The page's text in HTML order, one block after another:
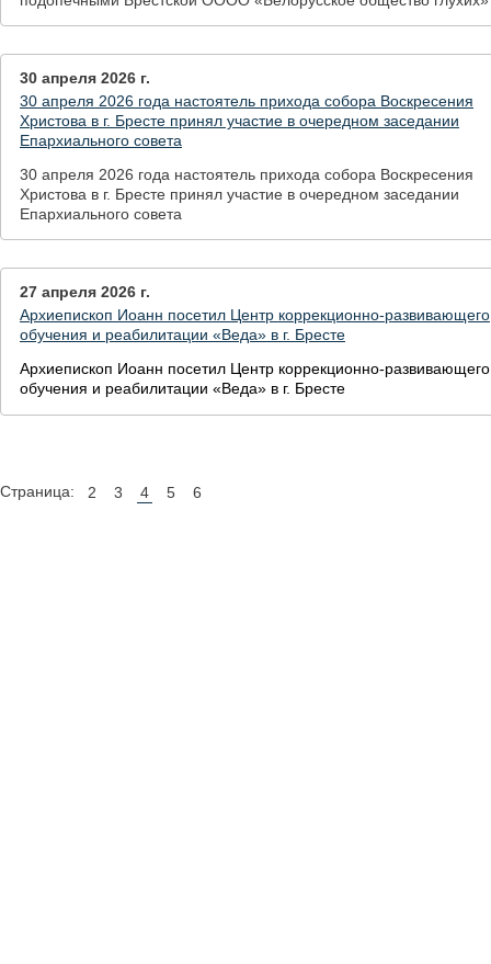
30 апреля 2026 г.
30 апреля 2026 года настоятель прихода собора Воскресения
Христова в г. Бресте принял участие в очередном заседании
Епархиального совета
30 апреля 2026 года настоятель прихода собора Воскресения
Христова в г. Бресте принял участие в очередном заседании
Епархиального совета
27 апреля 2026 г.
Архиепископ Иоанн посетил Центр коррекционно-развивающего
обучения и реабилитации «Веда» в г. Бресте
Архиепископ Иоанн посетил Центр коррекционно-развивающего
обучения и реабилитации «Веда» в г. Бресте
Страница: 2 3 4 5 6